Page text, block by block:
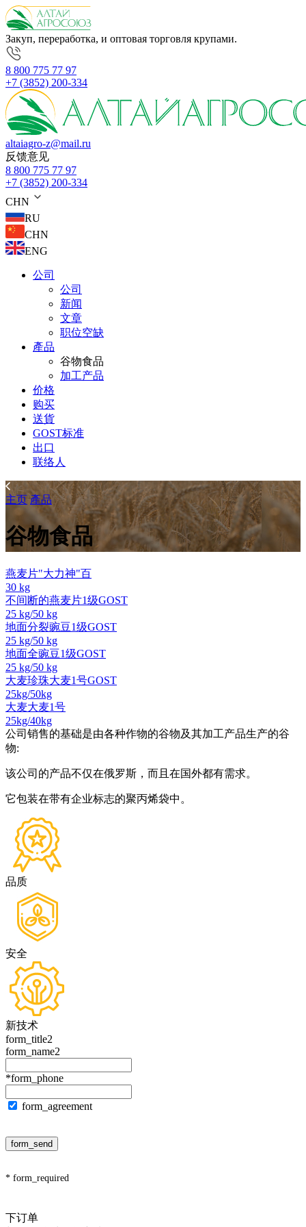
Закуп, переработка, и оптовая торговля крупами.
8 800 775 77 97
+7 (3852) 200-334
altaiagro-z@mail.ru
反馈意见
8 800 775 77 97
+7 (3852) 200-334
CHN
RU
CHN
ENG
公司
公司
新闻
文章
职位空缺
產品
谷物食品
加工产品
价格
购买
送貨
GOST标准
出口
联络人
主页 產品
谷物食品
燕麦片"大力神"百
30 kg
不间断的燕麦片1级GOST
25 kg/50 kg
地面分裂豌豆1级GOST
25 kg/50 kg
地面全豌豆1级GOST
25 kg/50 kg
大麦珍珠大麦1号GOST
25kg/50kg
大麦大麦1号
25kg/40kg
公司销售的基础是由各种作物的谷物及其加工产品生产的谷
物:
该公司的产品不仅在俄罗斯，而且在国外都有需求。
它包装在带有企业标志的聚丙烯袋中。
品质
安全
新技术
form_title2
form_name2
*form_phone
form_agreement
form_send
* form_required
下订单